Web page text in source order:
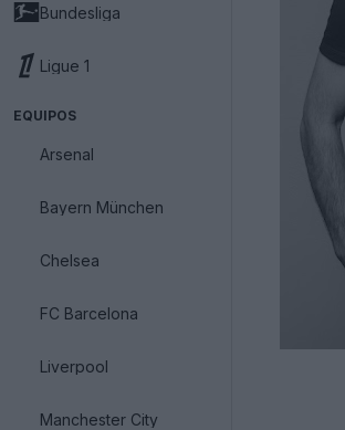
Bundesliga
Ligue 1
EQUIPOS
Arsenal
Bayern München
Chelsea
FC Barcelona
Liverpool
Manchester City